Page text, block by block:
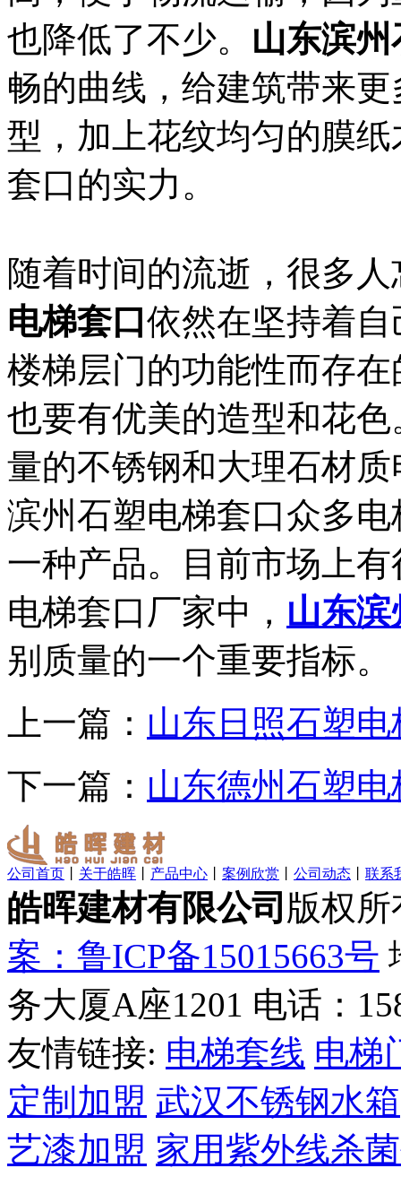
也降低了不少。 山东滨
畅的曲线，给建筑带来
型，加上花纹均匀的膜
套口的实力。
随着时间的流逝，很多
电梯套口 依然在坚持着
楼梯层门的功能性而存
也要有优美的造型和花
量的不锈钢和大理石材
滨州石塑电梯套口众多
一种产品。目前市场上
电梯套口厂家中， 山东
别质量的一个重要指标。
上一篇： 山东日照石塑电
下一篇： 山东德州石塑电
公司首页 关于皓晖 产品中心 案例欣赏 公司动态 联系
皓晖建材有限公司 版权
案：鲁ICP备15015663号
务大厦A座1201 电话：
友情链接: 电梯套线 电梯
定制加盟 武汉不锈钢水箱
艺漆加盟 家用紫外线杀